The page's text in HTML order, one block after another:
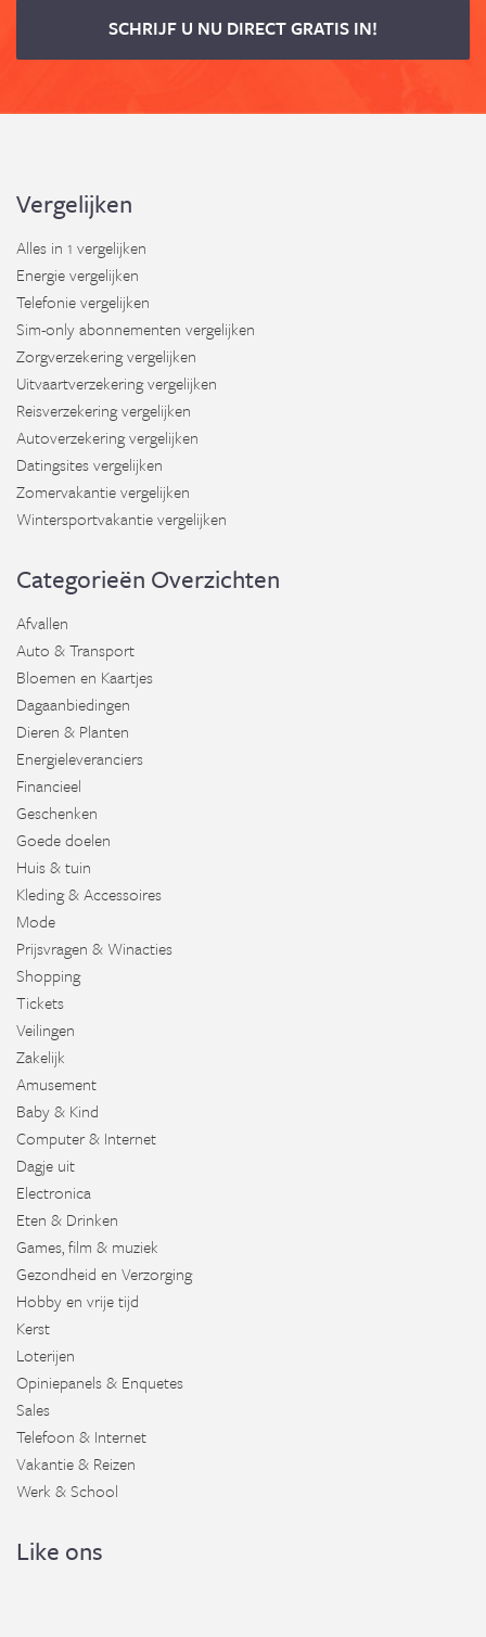
SCHRIJF U NU DIRECT GRATIS IN!
Vergelijken
Alles in 1 vergelijken
Energie vergelijken
Telefonie vergelijken
Sim-only abonnementen vergelijken
Zorgverzekering vergelijken
Uitvaartverzekering vergelijken
Reisverzekering vergelijken
Autoverzekering vergelijken
Datingsites vergelijken
Zomervakantie vergelijken
Wintersportvakantie vergelijken
Categorieën Overzichten
Afvallen
Auto & Transport
Bloemen en Kaartjes
Dagaanbiedingen
Dieren & Planten
Energieleveranciers
Financieel
Geschenken
Goede doelen
Huis & tuin
Kleding & Accessoires
Mode
Prijsvragen & Winacties
Shopping
Tickets
Veilingen
Zakelijk
Amusement
Baby & Kind
Computer & Internet
Dagje uit
Electronica
Eten & Drinken
Games, film & muziek
Gezondheid en Verzorging
Hobby en vrije tijd
Kerst
Loterijen
Opiniepanels & Enquetes
Sales
Telefoon & Internet
Vakantie & Reizen
Werk & School
Like ons